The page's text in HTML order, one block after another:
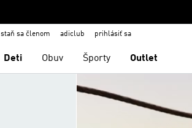
staň sa členom adiclub prihlásiť sa
Deti Obuv Športy Outlet